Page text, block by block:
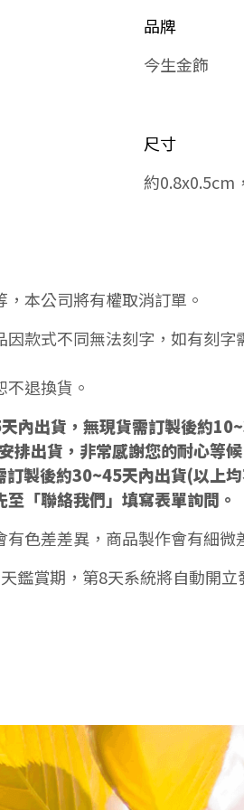
品牌
今生金飾
尺寸
約0.8x0.5cm
本公司將有權取消訂單。
款式不同無法刻字，如有刻
退換貨。
出貨，無現貨需訂製後約
排出貨，非常感謝您的耐心等候
製後約30~45天內出貨(以上均
「聯絡我們」填寫表單詢問。
色差差異，商品製作會有細微
鑑賞期，第8天系統將自動開立